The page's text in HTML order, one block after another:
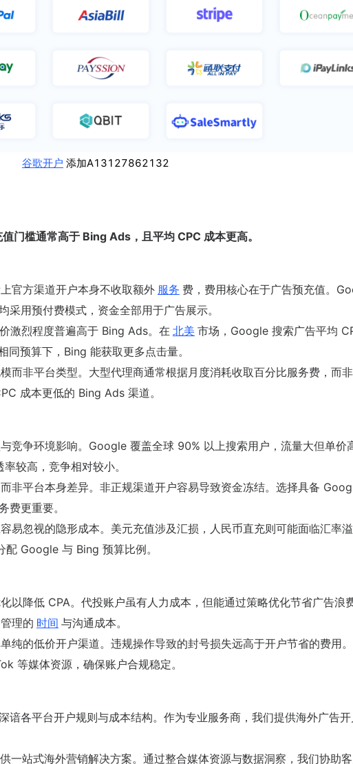
谷歌开户 添加A13127862132
门槛通常高于 Bing Ads，且平均 CPC 成本更高。
官方渠道开户本身不收取额外 服务 费，费用核心在于广告预充值。
用预付费模式，资金全部用于广告展示。
激烈程度普遍高于 Bing Ads。在 北美 市场，Google 搜索广告平均
预算下，Bing 能获取更多点击量。
而非平台类型。大型代理商通常根据月度消耗收取百分比服务费，而
成本更低的 Bing Ads 渠道。
竞争环境影响。Google 覆盖全球 90% 以上搜索用户，流量大但单价
较高，竞争相对较小。
非平台本身差异。非正规渠道开户容易导致资金冻结。选择具备
费更重要。
易忽视的隐形成本。美元充值涉及汇损，人民币直充则可能面临汇率
Google 与 Bing 预算比例。
以降低 CPA。代投账户虽有人力成本，但能通过策略优化节省广告浪
理的 时间 与沟通成本。
纯的低价开户渠道。违规操作导致的封号损失远高于开户节省的费用。
等媒体资源，确保账户合规稳定。
各平台开户规则与成本结构。作为专业服务商，我们提供海外广告
一站式海外营销解决方案。通过整合媒体资源与数据洞察，我们协助